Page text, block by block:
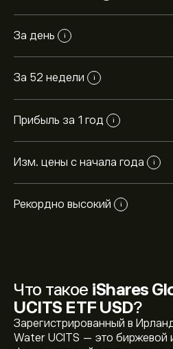
За день i
За 52 недели i
Прибыль за 1 год i
Изм. цены с начала года i
Рекордно высокий i
Что такое iShares
UCITS ETF USD?
Зарегистрированный в
Water UCITS — это биржевой